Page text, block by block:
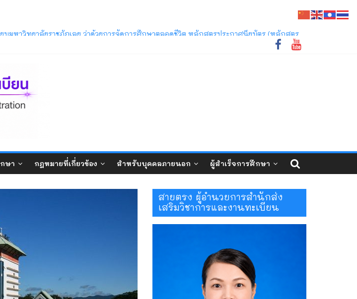
ว่าจะสำเร็จการศึกษาในภาคการศึกษาที่ 1/2569 และ 2/2569
บมหาวิทยาลัยราชภัฏเลย ว่าด้วยการจัดการศึกษาตลอดชีวิต หลักสูตรประกาศนียบัตร (หลักสูตร
รมวิชาการ) ประจำปีการศึกษา 2570
นนักศึกษา ตามข้อบังคับมหาวิทยาลัยราชภัฏเลย ว่าด้วยการจัดการศึกษาระดับปริญญาตรี
ษา กฎหมายที่เกี่ยวข้อง สำหรับบุคคลภายนอก ผู้สำเร็จการศึกษา
สายตรง ผู้อำนวยการสำนักส่ง
เสริมวิชาการและงานทะเบียน